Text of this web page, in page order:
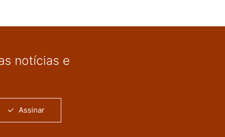
notícias e
Assinar